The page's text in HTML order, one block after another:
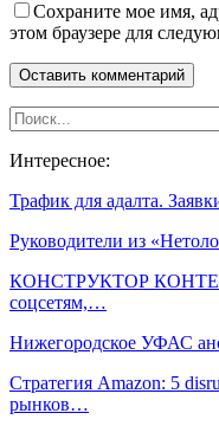
Сохраните мое имя,
этом браузере для
Интересное:
Трафик для адалта.
Руководители из
КОНСТРУКТОР
соцсетям,…
Нижегородское УФАС
Cтратегия Amazon: 5
рынков…